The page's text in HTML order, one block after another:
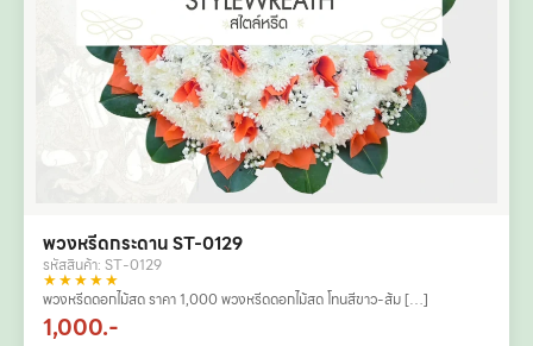
พวงหรีดกระดาน ST-0129
รหัสสินค้า: ST-0129
★★★★★
พวงหรีดดอกไม้สด ราคา 1,000 พวงหรีดดอกไม้สด โทนสีขาว-ส้ม […]
1,000.-